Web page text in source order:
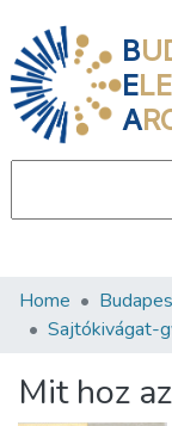
B
E
A
Communities &
Statistics
Home
Sajtókivágat-
Mit hoz